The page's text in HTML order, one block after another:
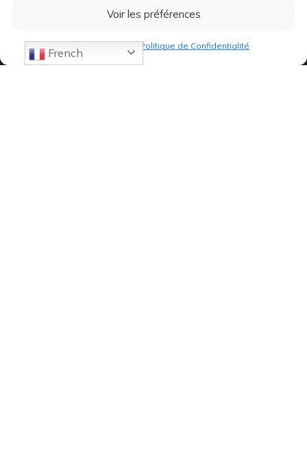
Voir les préférences
Politique de Confidentialité
French